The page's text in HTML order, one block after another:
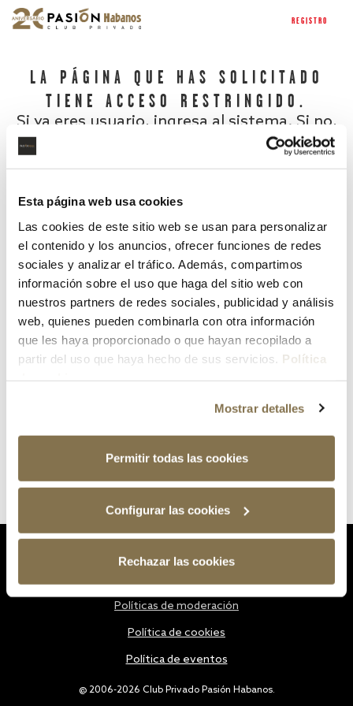
Esta página web usa cookies
Las cookies de este sitio web se usan para personalizar
el contenido y los anuncios, ofrecer funciones de redes
sociales y analizar el tráfico. Además, compartimos
información sobre el uso que haga del sitio web con
nuestros partners de redes sociales, publicidad y análisis
web, quienes pueden combinarla con otra información
que les haya proporcionado o que hayan recopilado a
partir del uso que haya hecho de sus servicios. Política
Mostrar detalles
Permitir todas las cookies
Configurar las cookies
Rechazar las cookies
REGISTRO
LA PÁGINA QUE HAS SOLICITADO
TIENE ACCESO RESTRINGIDO.
Si ya eres usuario, ingresa al sistema. Si no,
¿Has olvidado tu contraseña?
@ 2006-2026 Club Privado Pasión Habanos.
Políticas de moderación
Política de cookies
Política de eventos